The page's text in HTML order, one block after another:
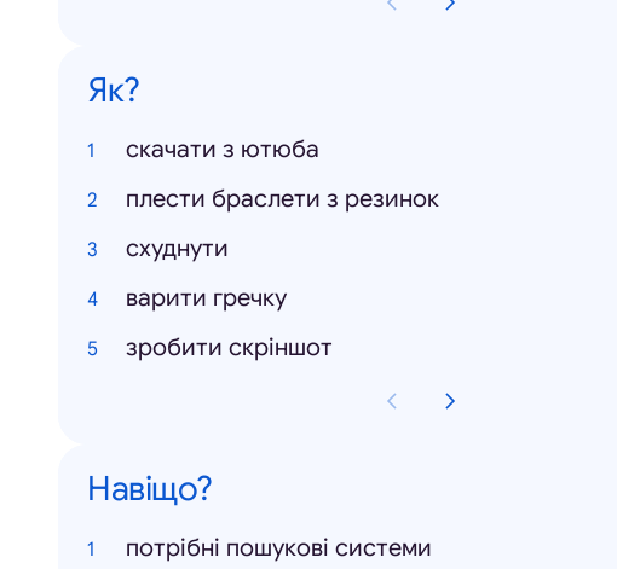
Як?
скачати з ютюба
плести браслети з резинок
схуднути
варити гречку
зробити скріншот
Навіщо?
потрібні пошукові системи